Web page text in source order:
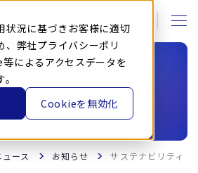
状況に基づきお客様に適切
、弊社プライバシーポリ
によるアクセスデータを
Cookieを無効化
ュース お知らせ サステナビリティ